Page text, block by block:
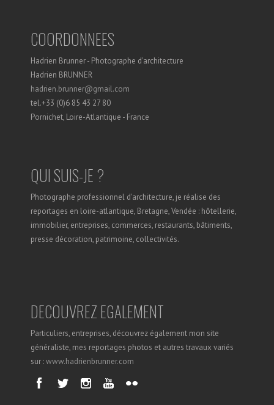
COORDONNEES
Hadrien Brunner - Photographe d'architecture
Hadrien BRUNNER
hadrien.brunner@gmail.com
tel.+33 (0)6 85 43 27 80
Pornichet, Loire-Atlantique - France
QUI SUIS-JE ?
Photographe professionnel d'architecture, je réalise des
reportages en loire-atlantique, Bretagne, Vendée : hôtellerie,
immobilier, entreprises, commerces, restaurants, bâtiments,
presse décoration, patrimoine, collectivités.
DECOUVREZ EGALEMENT
Particuliers, entreprises, découvrez également mon site
généraliste, mes reportages photos et autres travaux variés
sur :www.hadrienbrunner.com